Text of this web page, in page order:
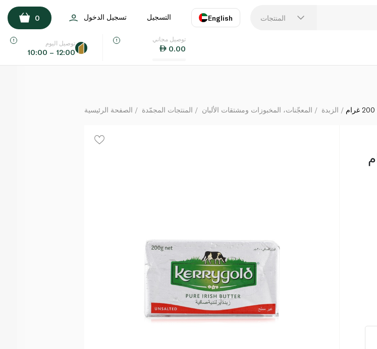
المنتجات English
اللغة
التسجيل تسجيل الدخول 0
توصيل مجاني
0.00
توصيل اليوم
10:00 – 12:00
الصفحة الرئيسية المنتجات المجمّدة المعجّنات، المخبوزات ومشتقات الألبان الزبدة